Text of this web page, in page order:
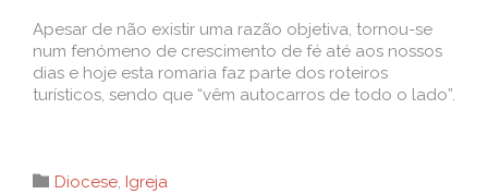
Apesar de não existir uma razão objetiva, tornou-se
num fenómeno de crescimento de fé até aos nossos
dias e hoje esta romaria faz parte dos roteiros
turísticos, sendo que “vêm autocarros de todo o lado”.
 Category
Diocese, Igreja